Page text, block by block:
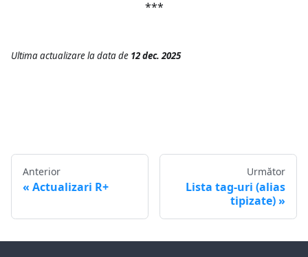
***
Ultima actualizarela data de 12 dec. 2025
Anterior
Actualizari R+
Următor
Lista tag-uri (alias
tipizate)